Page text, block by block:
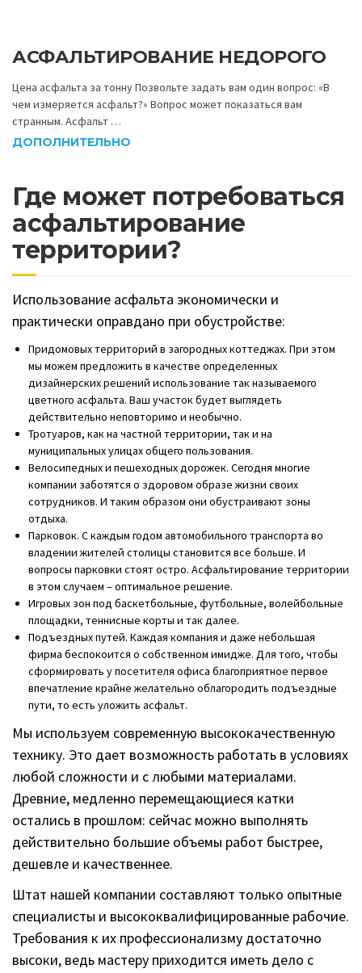
странным. Асфальт …
Где может потребоваться
территории?
Использование асфальта экономически и
практически оправдано при обустройстве:
мы можем предложить в качестве определенных
дизайнерских решений использование так называемого
действительно неповторимо и необычно.
Тротуаров, как на частной территории, так и на
муниципальных улицах общего пользования.
Велосипедных и пешеходных дорожек. Сегодня многие
компании заботятся о здоровом образе жизни своих
сотрудников. И таким образом они обустраивают зоны
отдыха.
Парковок. С каждым годом автомобильного транспорта во
владении жителей столицы становится все больше. И
вопросы парковки стоят остро. Асфальтирование территории
в этом случаем – оптимальное решение.
Игровых зон под баскетбольные, футбольные, волейбольные
площадки, теннисные корты и так далее.
Подъездных путей. Каждая компания и даже небольшая
фирма беспокоится о собственном имидже. Для того, чтобы
сформировать у посетителя офиса благоприятное первое
впечатление крайне желательно облагородить подъездные
пути, то есть уложить асфальт.
Мы используем современную высококачественную
технику. Это дает возможность работать в условиях
любой сложности и с любыми материалами.
Древние, медленно перемещающиеся катки
остались в прошлом: сейчас можно выполнять
действительно большие объемы работ быстрее,
дешевле и качественнее.
Штат нашей компании составляют только опытные
специалисты и высококвалифицированные рабочие.
Требования к их профессионализму достаточно
высоки, ведь мастеру приходится иметь дело с
современной техникой, знать особенности
технологии работы, а руководитель обязан
грамотно скоординировать выполнение заказа в